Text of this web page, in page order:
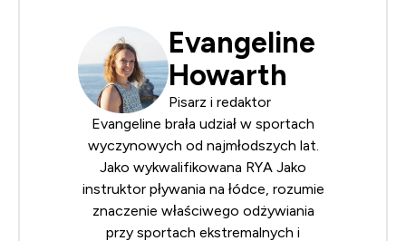
Evangeline
Howarth
Pisarz i redaktor
Evangeline brała udział w sportach
wyczynowych od najmłodszych lat.
Jako wykwalifikowana RYA Jako
instruktor pływania na łódce, rozumie
znaczenie właściwego odżywiania
przy sportach ekstremalnych i